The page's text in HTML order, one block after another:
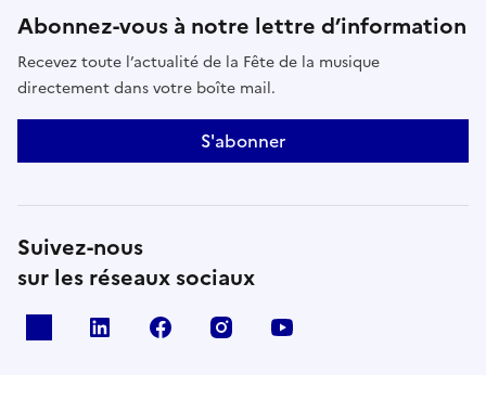
années les visiteurs pourront découvrir "Dame
chants médiévaux.Les "Dames" de l'acceuil vous
proposeront une tombola, la vente de produits au
profit de l'association (lavandes, bouquets de
fleurs)... la "pêche au canard" dans "le lavoir" pour
Abonnez-vous à notre lettre d’information
Recevez toute l’actualité de la Fête de la musique
directement dans votre boîte mail.
S'abonner
Suivez-nous
sur les réseaux sociaux
Linkedin Facebook Instagram